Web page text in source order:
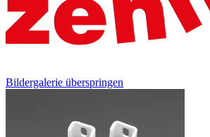
Bildergalerie überspringen